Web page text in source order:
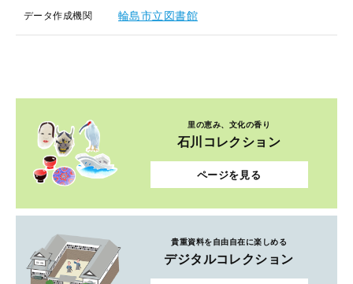
データ作成機関 輪島市立図書館
里の恵み、文化の香り
石川コレクション
ページを見る
貴重資料を自由自在に楽しめる
デジタルコレクション